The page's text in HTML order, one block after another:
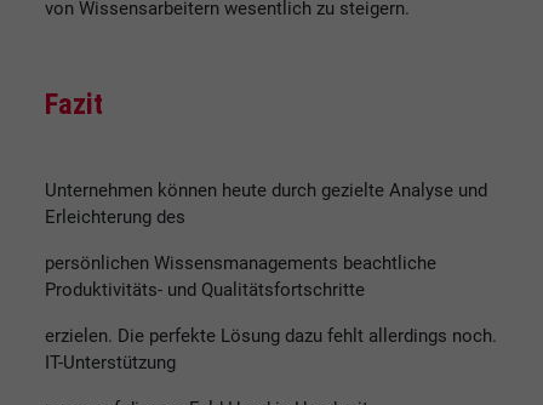
von Wissensarbeitern wesentlich zu steigern.
Fazit
Unternehmen können heute durch gezielte Analyse und
Erleichterung des
persönlichen Wissensmanagements beachtliche
Produktivitäts- und Qualitätsfortschritte
erzielen. Die perfekte Lösung dazu fehlt allerdings noch.
IT-Unterstützung